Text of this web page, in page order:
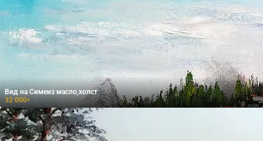
Вид на Симеиз масло,холст
32 000₽